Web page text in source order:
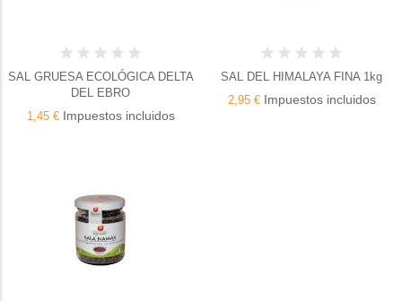
SAL GRUESA ECOLÓGICA DELTA
DEL EBRO
1,45 €Impuestos incluidos
SAL DEL HIMALAYA FINA 1kg
2,95 €Impuestos incluidos